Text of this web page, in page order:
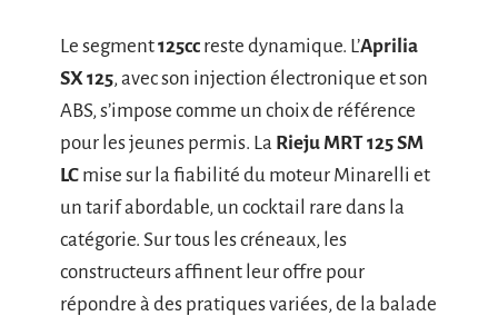
Le segment125cc reste dynamique. L’Aprilia
SX 125, avec son injection électronique et son
ABS, s’impose comme un choix de référence
pour les jeunes permis. La Rieju MRT 125 SM
LC mise sur la fiabilité du moteur Minarelli et
un tarif abordable, un cocktail rare dans la
catégorie. Sur tous les créneaux, les
constructeurs affinent leur offre pour
répondre à des pratiques variées, de la balade